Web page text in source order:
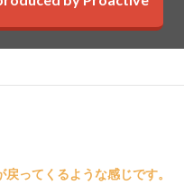
戻ってくるような感じです。